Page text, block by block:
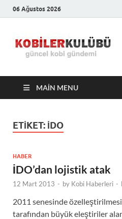
06 Ağustos 2026
MAIN MENU
ETIKET: IDO
HABER
İDO’dan lojistik atak
12 Mart 2013 - by Kobi Haberleri -
2011 senesinde
tarafından büyük eleştiriler